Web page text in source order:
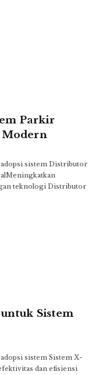
Parkir
Modern
sistem Distributor
teknologi Distributor
Sistem
sistem Sistem X-
dan efisiensi